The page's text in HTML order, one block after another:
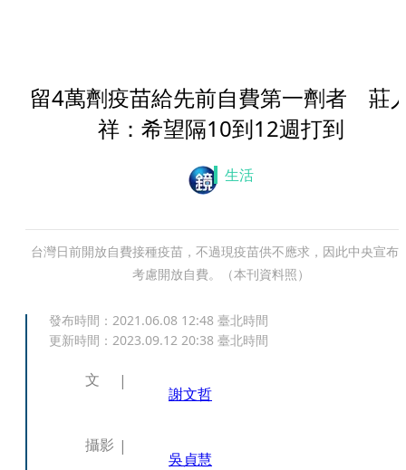
留4萬劑疫苗給先前自費第一劑者 莊
祥：希望隔10到12週打到
生活
台灣日前開放自費接種疫苗，不過現疫苗供不應求，因此中央宣布
考慮開放自費。（本刊資料照）
發布時間： 2021.06.08 12:48 臺北時間
更新時間： 2023.09.12 20:38 臺北時間
文
謝文哲
攝影
吳貞慧